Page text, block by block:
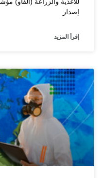
إصدار
إقرأ المزيد